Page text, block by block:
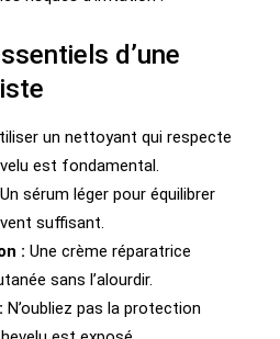
d’une
un nettoyant qui respecte
est fondamental.
Un sérum léger pour équilibrer
suffisant.
: Une crème réparatrice
sans l’alourdir.
N’oubliez pas la protection